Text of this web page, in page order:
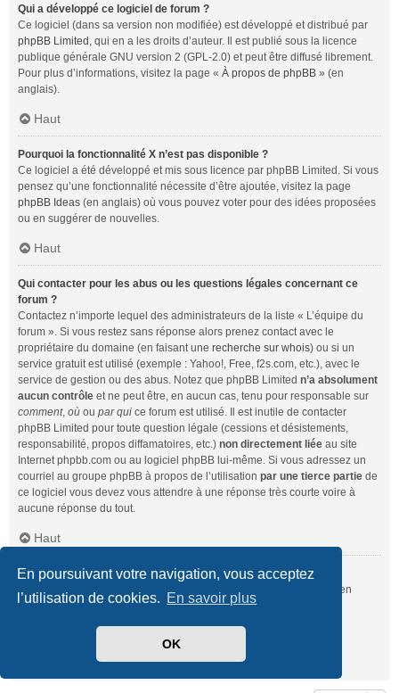
En poursuivant votre navigation, vous acceptez
l’utilisation de cookies. En savoir plus
OK
Qui a développé ce logiciel de forum ?
Ce logiciel (dans sa version non modifiée) est développé et distribué par
phpBB Limited , qui en a les droits d’auteur. Il est publié sous la licence
publique générale GNU version 2 (GPL-2.0) et peut être diffusé librement.
Pour plus d’informations, visitez la page « À propos de phpBB » (en
anglais).
Haut
Pourquoi la fonctionnalité X n’est pas disponible ?
Ce logiciel a été développé et mis sous licence par phpBB Limited. Si vous
pensez qu’une fonctionnalité nécessite d’être ajoutée, visitez la page
phpBB Ideas (en anglais) où vous pouvez voter pour des idées proposées
ou en suggérer de nouvelles.
Haut
Qui contacter pour les abus ou les questions légales concernant ce
forum ?
Contactez n’importe lequel des administrateurs de la liste « L’équipe du
forum ». Si vous restez sans réponse alors prenez contact avec le
propriétaire du domaine (en faisant une recherche sur whois) ou si un
service gratuit est utilisé (exemple : Yahoo!, Free, f2s.com, etc.), avec le
service de gestion ou des abus. Notez que phpBB Limited n’a absolument
aucun contrôle et ne peut être, en aucun cas, tenu pour responsable sur
comment, où ou par qui ce forum est utilisé. Il est inutile de contacter
phpBB Limited pour toute question légale (cessions et désistements,
responsabilité, propos diffamatoires, etc.) non directement liée au site
Internet phpbb.com ou au logiciel phpBB lui-même. Si vous adressez un
courriel au groupe phpBB à propos de l’utilisation par une tierce partie de
ce logiciel vous devez vous attendre à une réponse très courte voire à
aucune réponse du tout.
Haut
Comment puis-je contacter un administrateur du forum ?
Pour l’ensemble des utilisateurs du forum, vous pouvez utiliser le lien
« Nous contacter », si ce dernier a été activé par un administrateur.